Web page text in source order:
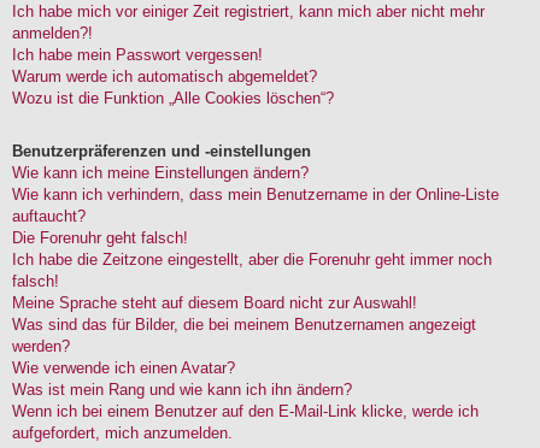
Ich habe mich vor einiger Zeit registriert, kann mich aber nicht mehr
anmelden?!
Ich habe mein Passwort vergessen!
Warum werde ich automatisch abgemeldet?
Wozu ist die Funktion „Alle Cookies löschen“?
Benutzerpräferenzen und -einstellungen
Wie kann ich meine Einstellungen ändern?
Wie kann ich verhindern, dass mein Benutzername in der Online-Liste
auftaucht?
Die Forenuhr geht falsch!
Ich habe die Zeitzone eingestellt, aber die Forenuhr geht immer noch
falsch!
Meine Sprache steht auf diesem Board nicht zur Auswahl!
Was sind das für Bilder, die bei meinem Benutzernamen angezeigt
werden?
Wie verwende ich einen Avatar?
Was ist mein Rang und wie kann ich ihn ändern?
Wenn ich bei einem Benutzer auf den E-Mail-Link klicke, werde ich
aufgefordert, mich anzumelden.